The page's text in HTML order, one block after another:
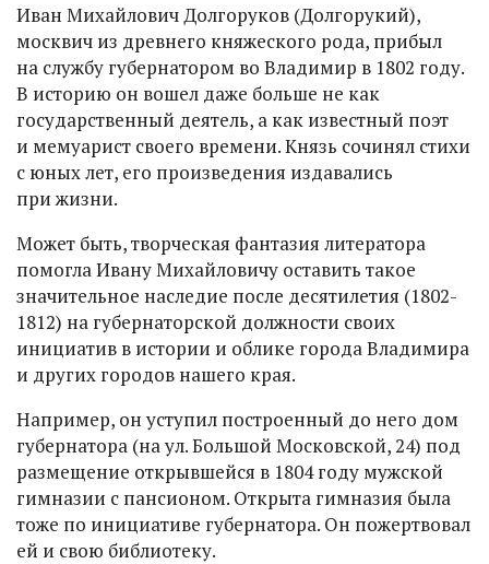
Иван Михайлович Долгоруков (Долгорукий),
москвич из древнего княжеского рода, прибыл
на службу губернатором во Владимир в 1802 году.
В историю он вошел даже больше не как
государственный деятель, а как известный поэт
и мемуарист своего времени. Князь сочинял стихи
с юных лет, его произведения издавались
при жизни.
Может быть, творческая фантазия литератора
помогла Ивану Михайловичу оставить такое
значительное наследие после десятилетия (1802-
1812) на губернаторской должности своих
инициатив в истории и облике города Владимира
и других городов нашего края.
Например, он уступил построенный до него дом
губернатора (на ул. Большой Московской, 24) под
размещение открывшейся в 1804 году мужской
гимназии с пансионом. Открыта гимназия была
тоже по инициативе губернатора. Он пожертвовал
ей и свою библиотеку.